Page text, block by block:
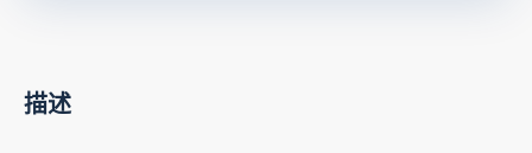
描述